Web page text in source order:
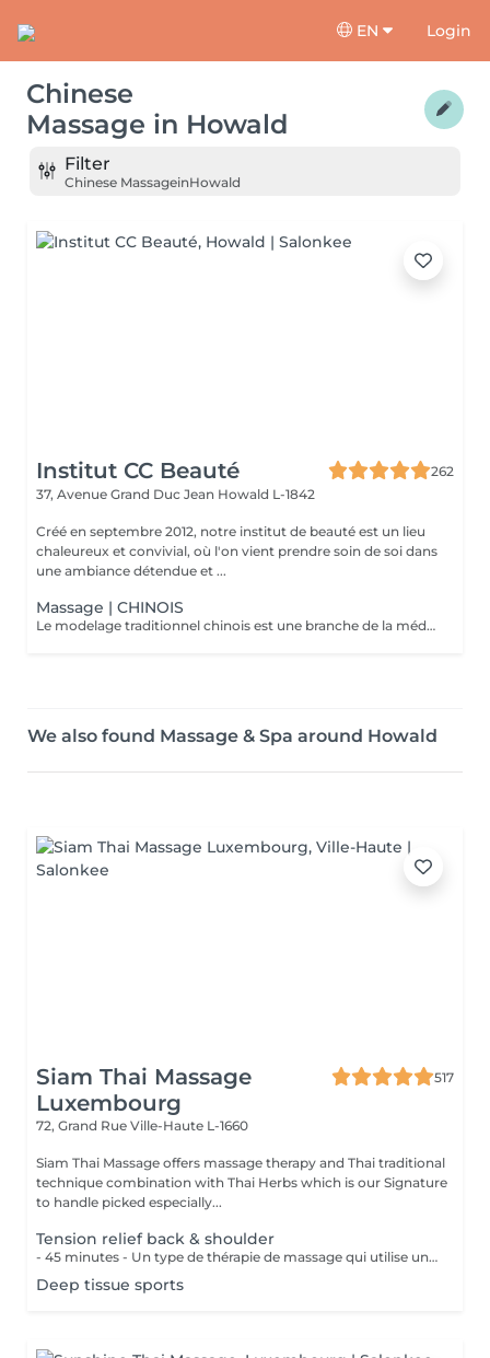
EN Login
Chinese
Massage in Howald
Filter
Chinese MassageinHowald
Institut CC Beauté
262
37, Avenue Grand Duc Jean Howald L-1842
Créé en septembre 2012, notre institut de beauté est un lieu
chaleureux et convivial, où l'on vient prendre soin de soi dans
une ambiance détendue et ...
Massage | CHINOIS
Le modelage traditionnel chinois est une branche de la médecine traditionnelle chinoise, inspiré de l'acupuncture. Il est pratiqué en stimulant notamment les points d'acupuncture sur la totalité du corps, il vous procurera une sensation de bien-être en équilibrant les énergies et améliora les douleurs dorsales ainsi que l'évacuation du stress.
We also found Massage & Spa around Howald
Siam Thai Massage
Luxembourg
517
72, Grand Rue Ville-Haute L-1660
Siam Thai Massage offers massage therapy and Thai traditional
technique combination with Thai Herbs which is our Signature
to handle picked especially...
Tension relief back & shoulder
- 45 minutes - Un type de thérapie de massage qui utilise une pression ferme et des mouvements lents pour atteindre les couches les plus profondes du muscle. Il est utilisé pour les douleurs musculaires, raideur de la nuque et du haut du dos, les lombalgies et les jambes et épaules endolories.
Deep tissue sports